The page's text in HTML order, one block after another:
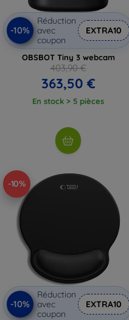
-10%
Réduction
avec
coupon
EXTRA10
OBSBOT Tiny 3 webcam
403,90 €
363,50 €
En stock > 5 pièces
-10%
-10%
Réduction
avec
coupon
EXTRA10